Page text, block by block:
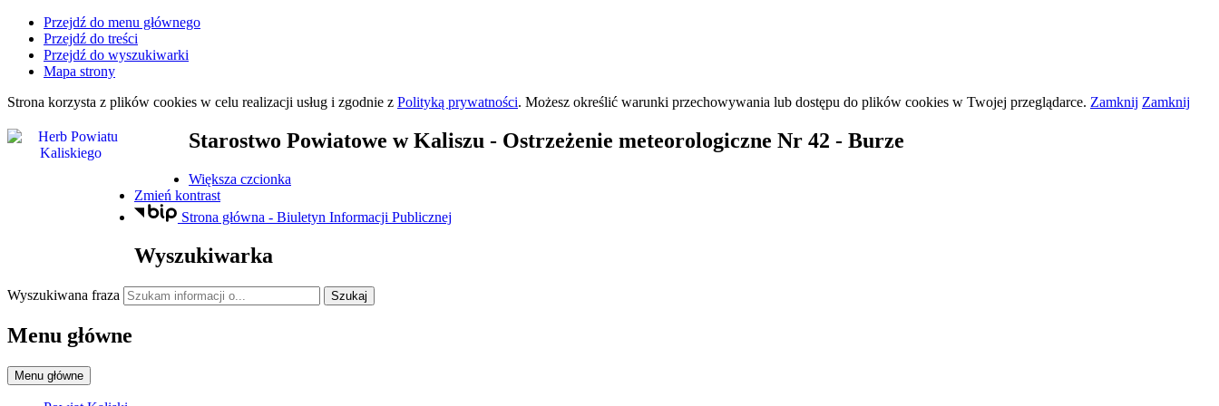
Przejdź do menu głównego
Przejdź do treści
Przejdź do wyszukiwarki
Mapa strony
Strona korzysta z plików cookies w celu realizacji usług i zgodnie z Polityką prywatności. Możesz określić warunki przechowywania lub dostępu do plików cookies w Twojej przeglądarce. Zamknij Zamknij
Starostwo Powiatowe w Kaliszu - Ostrzeżenie meteorologiczne Nr 42 - Burze
Większa czcionka
Zmień kontrast
Strona główna - Biuletyn Informacji Publicznej
Wyszukiwarka
Wyszukiwana fraza Szukaj
Menu główne
Menu główne